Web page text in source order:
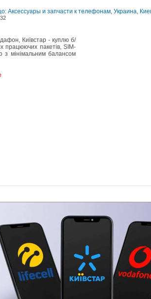
Аксессуары и запчасти к телефонам, Украина,
Київстар - куплю б/
працюючих пакетів, SIM-
з мінімальним балансом